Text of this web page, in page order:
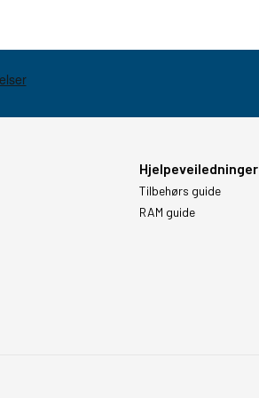
Hjelpeveiledninger
Tilbehørs guide
RAM guide